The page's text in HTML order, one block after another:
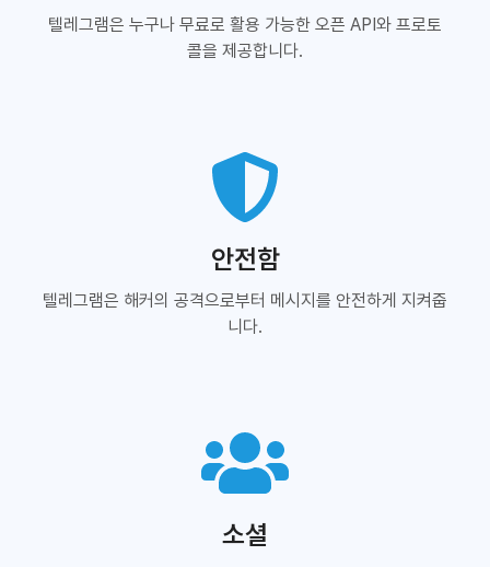
텔레그램은 누구나 무료로 활용 가능한 오픈 API와 프로토
콜을 제공합니다.
안전함
텔레그램은 해커의 공격으로부터 메시지를 안전하게 지켜줍
니다.
소셜